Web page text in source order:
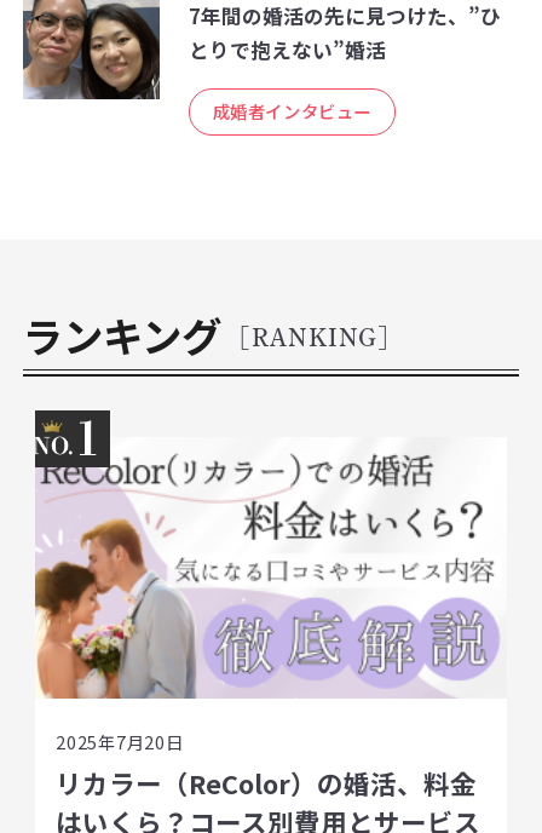
7年間の婚活の先に見つけた、”ひ
とりで抱えない”婚活
成婚者インタビュー
ランキング [RANKING]
1
2025年7月20日
リカラー（ReColor）の婚活、料金
はいくら？コース別費用とサービス